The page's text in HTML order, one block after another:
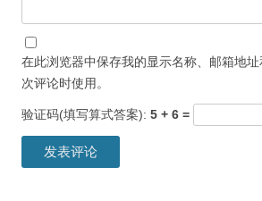
在此浏览器中保存我的显示名称、邮箱地
次评论时使用。
验证码(填写算式答案): 5 + 6 =